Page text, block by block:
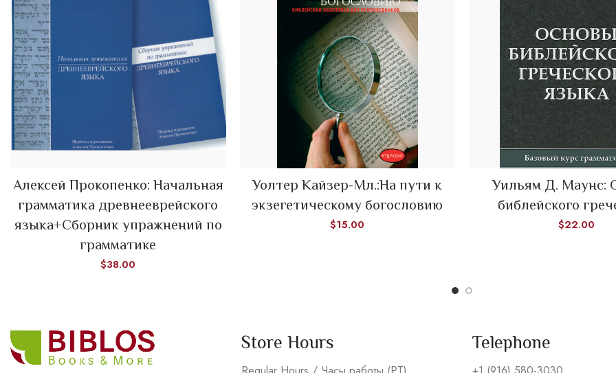
ADD TO CART
Алексей Прокопенко: Начальная
грамматика древнееврейского
языка+Сборник упражнений по
грамматике
$38.00
ADD TO CART
Уолтер Кайзер-Мл.:На пути к
экзегетическому богословию
$15.00
READ MORE
Уильям Д. Маунс:
библейского
$22.00
Store Hours Telephone